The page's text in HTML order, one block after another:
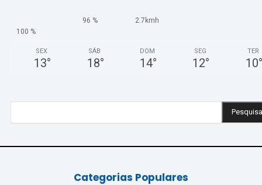
96 %
2.7kmh
100 %
SEX
13°
SÁB
18°
DOM
14°
SEG
12°
TER
10°
Categorias Populares